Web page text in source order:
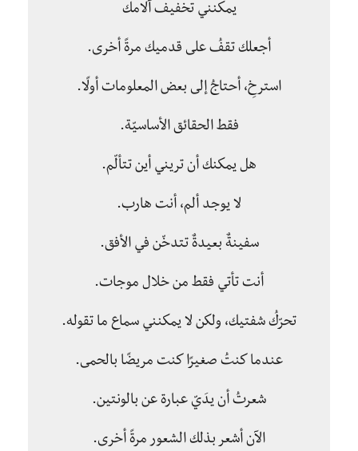
يمكنني تخفيف آلامك
أجعلك تقفُ على قدميك مرةً أخرى.
استرخِ، أحتاجُ إلى بعض المعلومات أولًا.
فقط الحقائق الأساسيّة.
هل يمكنك أن تريني أين تتألّم.
لا يوجد ألم، أنت هارب.
سفينةٌ بعيدةٌ تتدخّن في الأفق.
أنت تأتي فقط من خلال موجات.
تحرّكُ شفتيك، ولكن لا يمكنني سماع ما تقوله.
عندما كنتُ صغيرًا كنت مريضًا بالحمى.
شعرتُ أن يدَيّ عبارة عن بالونتين.
الآن أشعر بذلك الشعور مرةً أخرى.